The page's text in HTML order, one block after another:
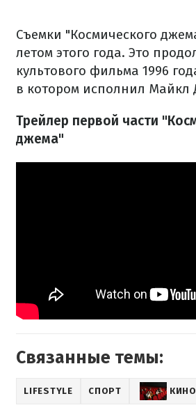
Съемки "Космического
летом этого года. Это
культового фильма 1996
в котором исполнил Майкл
Трейлер первой части
джема"
Связанные темы:
LIFESTYLE СПОРТ КИНО